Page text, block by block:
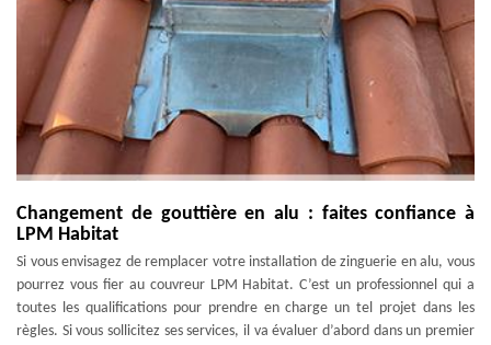
Changement de gouttière en alu : faites confiance à
LPM Habitat
Si vous envisagez de remplacer votre installation de zinguerie en alu, vous
pourrez vous fier au couvreur LPM Habitat. C’est un professionnel qui a
toutes les qualifications pour prendre en charge un tel projet dans les
règles. Si vous sollicitez ses services, il va évaluer d’abord dans un premier